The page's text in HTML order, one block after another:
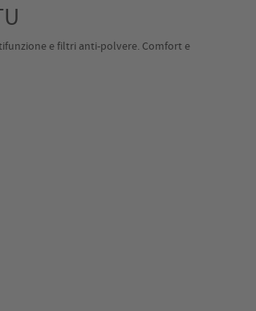
e filtri anti-polvere. Comfort e